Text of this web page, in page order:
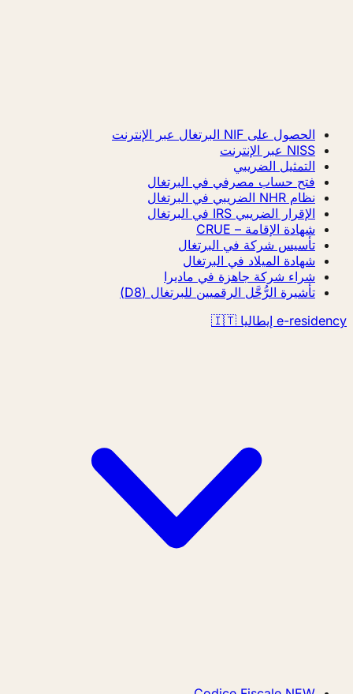
الحصول على NIF البرتغال عبر الإنترنت
NISS عبر الإنترنت
التمثيل الضريبي
فتح حساب مصرفي في البرتغال
نظام NHR الضريبي في البرتغال
الإقرار الضريبي IRS في البرتغال
شهادة الإقامة – CRUE
تأسيس شركة في البرتغال
شهادة الميلاد في البرتغال
شراء شركة جاهزة في ماديرا
تأشيرة الرُّحَّل الرقميين للبرتغال (D8)
e-residency إيطاليا 🇮🇹